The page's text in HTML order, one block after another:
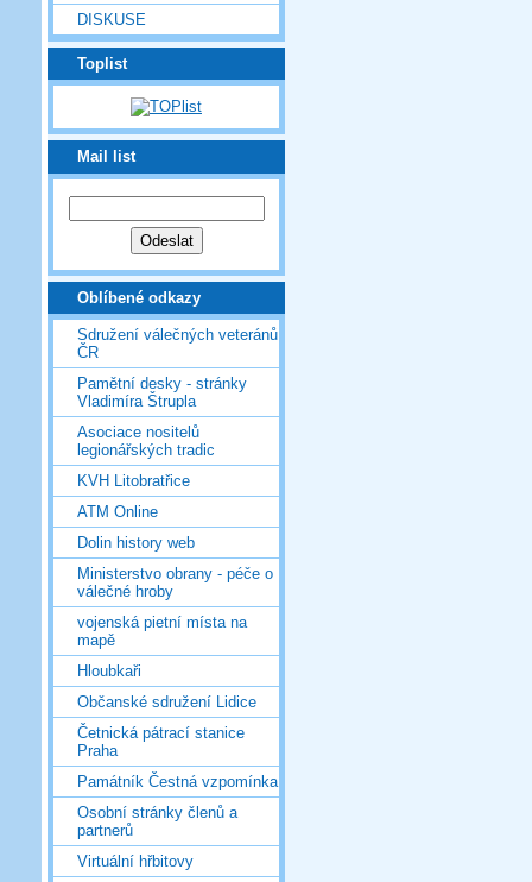
DISKUSE
Toplist
Mail list
Oblíbené odkazy
Sdružení válečných veteránů
ČR
Pamětní desky - stránky
Vladimíra Štrupla
Asociace nositelů
legionářských tradic
KVH Litobratřice
ATM Online
Dolin history web
Ministerstvo obrany - péče o
válečné hroby
vojenská pietní místa na
mapě
Hloubkaři
Občanské sdružení Lidice
Četnická pátrací stanice
Praha
Památník Čestná vzpomínka
Osobní stránky členů a
partnerů
Virtuální hřbitovy